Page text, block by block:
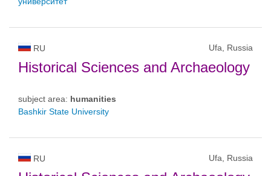
RU Ufa, Russia
Historical Sciences and Archaeology
subject area: humanities
Bashkir State University
RU Ufa, Russia